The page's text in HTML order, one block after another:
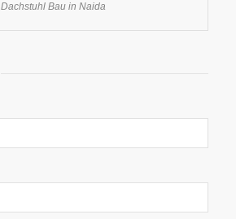
Dachstuhl Bau in Naida